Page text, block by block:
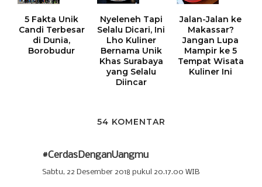
5 Fakta Unik
Candi Terbesar
di Dunia,
Borobudur
Nyeleneh Tapi
Selalu Dicari, Ini
Lho Kuliner
Bernama Unik
Khas Surabaya
yang Selalu
Diincar
Jalan-Jalan ke
Makassar?
Jangan Lupa
Mampir ke 5
Tempat Wisata
Kuliner Ini
54 KOMENTAR
#CerdasDenganUangmu
Sabtu, 22 Desember 2018 pukul 20.17.00 WIB